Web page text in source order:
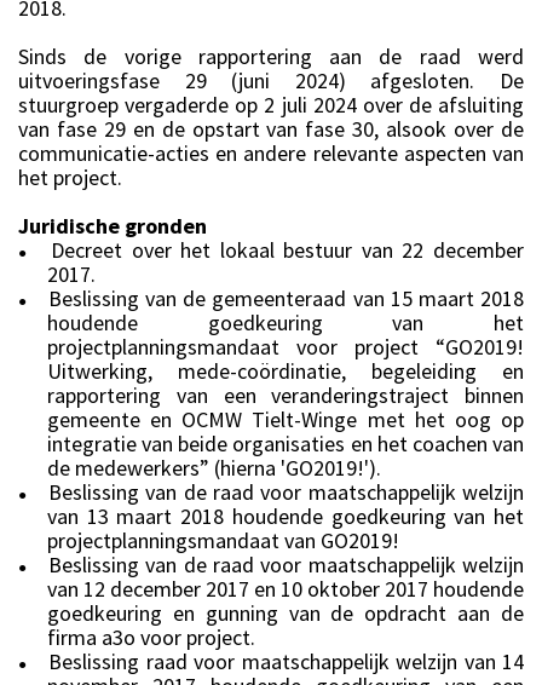
2018.
Sinds de vorige rapportering aan de raad werd
uitvoeringsfase 29 (juni 2024) afgesloten. De
stuurgroep vergaderde op 2 juli 2024 over de afsluiting
van fase 29 en de opstart van fase 30, alsook over de
communicatie-acties en andere relevante aspecten van
het project.
Juridische gronden
●
Decreet over het lokaal bestuur van 22 december
2017.
●
Beslissing van de gemeenteraad van 15 maart 2018
houdende goedkeuring van het
projectplanningsmandaat voor project “GO2019!
Uitwerking, mede-coördinatie, begeleiding en
rapportering van een veranderingstraject binnen
gemeente en OCMW Tielt-Winge met het oog op
integratie van beide organisaties en het coachen van
de medewerkers” (hierna 'GO2019!').
●
Beslissing van de raad voor maatschappelijk welzijn
van 13 maart 2018 houdende goedkeuring van het
projectplanningsmandaat van GO2019!
●
Beslissing van de raad voor maatschappelijk welzijn
van 12 december 2017 en 10 oktober 2017 houdende
goedkeuring en gunning van de opdracht aan de
firma a3o voor project.
●
Beslissing raad voor maatschappelijk welzijn van 14